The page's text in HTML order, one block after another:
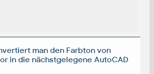
man den Farbton von
in die nächstgelegene AutoCAD